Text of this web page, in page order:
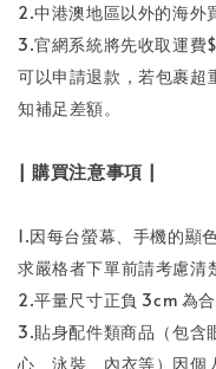
2.中港澳地區以外的海外
3.官網系統將先收取運費
可以申請退款，若包裹超
知補足差額。
| 購買注意事項 |
1.因每台螢幕、手機的顯
求嚴格者下單前請考慮清
2.平量尺寸正負 3cm 為合
3.貼身配件類商品（包含
心、泳裝、內衣等）因個